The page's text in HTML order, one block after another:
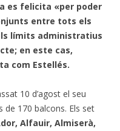
es felicita «per poder
entre tots els
límits administratius
en este cas,
com Estellés.
10 d’agost el seu
de 170 balcons. Els set
Alfauir, Almiserà,